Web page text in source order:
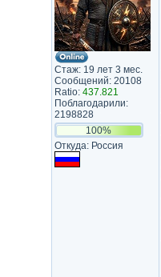
Стаж: 19 лет 3 мес.
Сообщений: 20108
Ratio: 437.821
Поблагодарили:
2198828
100%
Откуда: Россия